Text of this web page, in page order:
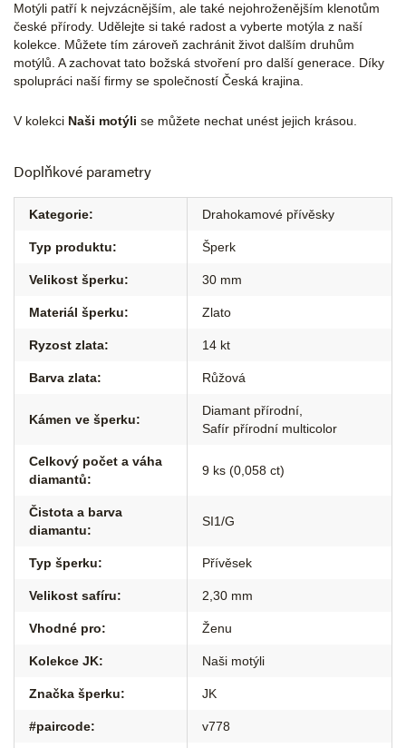
Motýli patří k nejvzácnějším, ale také nejohroženějším klenotům
české přírody. Udělejte si také radost a vyberte motýla z naší
kolekce. Můžete tím zároveň zachránit život dalším druhům
motýlů. A zachovat tato božská stvoření pro další generace. Díky
spolupráci naší firmy se společností Česká krajina.
V kolekci Naši motýli se můžete nechat unést jejich krásou.
Doplňkové parametry
Kategorie: Drahokamové přívěsky
Typ produktu: Šperk
Velikost šperku: 30 mm
Materiál šperku: Zlato
Ryzost zlata: 14 kt
Barva zlata: Růžová
Kámen ve šperku:
Diamant přírodní
Safír přírodní multicolor
Celkový počet a váha
diamantů:
9 ks (0,058 ct)
Čistota a barva
diamantu:
SI1/G
Typ šperku: Přívěsek
Velikost safíru: 2,30 mm
Vhodné pro: Ženu
Kolekce JK: Naši motýli
Značka šperku: JK
#paircode: v778